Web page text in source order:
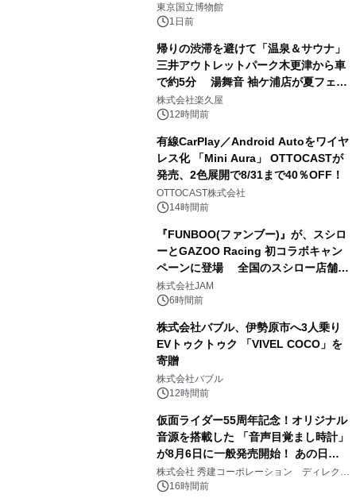
東京国立博物館
1日前
帰りの渋滞を避けて「温泉＆サウナ」
三井アウトレットパーク木更津から車
で約5分 湯舞音 袖ケ浦店が夏フェア
メニューを提供
株式会社楽久屋
12時間前
有線CarPlay／Android Autoをワイヤ
レス化 「Mini Aura」 OTTOCASTが
発売、2色展開で8/31まで40％OFF！
OTTOCAST株式会社
14時間前
『FUNBOO(ファンブー)』が、スシロ
ーとGAZOO Racing 初コラボキャン
ペーンに登場 全国のスシロー店舗で
GR 4車種の FUNBOO(ミニカー)付き
メニューが展開されます
株式会社JAM
6時間前
株式会社バブル、伊勢原市へ3人乗り
EVトゥクトゥク 「VIVEL COCO」を
寄贈
株式会社バブル
12時間前
仮面ライダー55周年記念！オリジナル
音源を搭載した 「音声目覚まし時計」
が8月6日に一般発売開始！ あの日の
大興奮が今甦る
株式会社 秀建コーポレーション ディレクト
アートギャラリー
16時間前